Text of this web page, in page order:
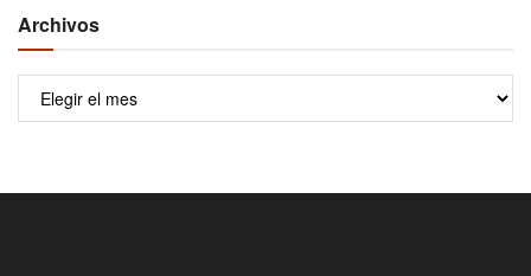
Archivos
Archivos